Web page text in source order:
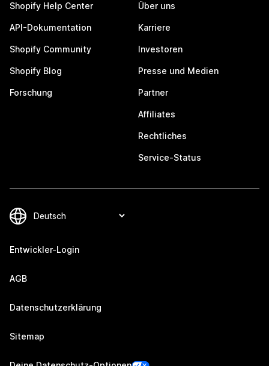
Shopify Help Center
API-Dokumentation
Shopify Community
Shopify Blog
Forschung
Über uns
Karriere
Investoren
Presse und Medien
Partner
Affiliates
Rechtliches
Service-Status
Entwickler-Login
AGB
Datenschutzerklärung
Sitemap